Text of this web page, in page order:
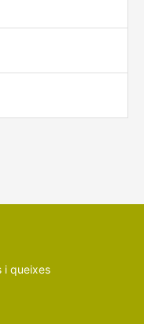
i queixes